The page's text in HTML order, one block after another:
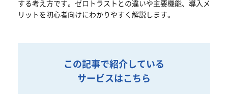
する考え方です。ゼロトラストとの違いや主要機能、導入メ
リットを初心者向けにわかりやすく解説します。
この記事で紹介している
サービスはこちら